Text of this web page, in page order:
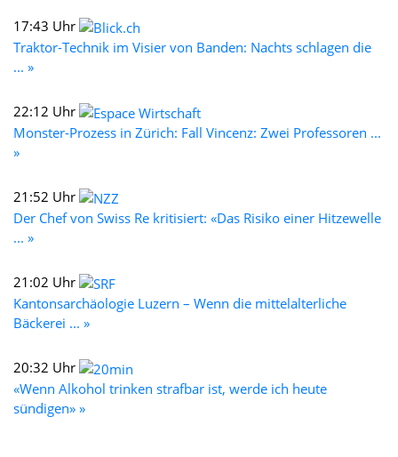
17:43 Uhr
Traktor-Technik im Visier von Banden: Nachts schlagen die
... »
22:12 Uhr
Monster-Prozess in Zürich: Fall Vincenz: Zwei Professoren ...
»
21:52 Uhr
Der Chef von Swiss Re kritisiert: «Das Risiko einer Hitzewelle
... »
21:02 Uhr
Kantonsarchäologie Luzern – Wenn die mittelalterliche
Bäckerei ... »
20:32 Uhr
«Wenn Alkohol trinken strafbar ist, werde ich heute
sündigen» »